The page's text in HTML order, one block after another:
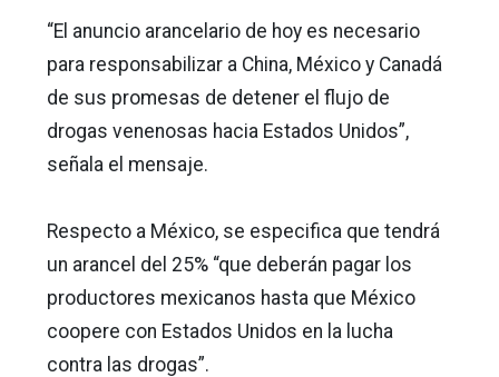
“El anuncio arancelario de hoy es necesario
para responsabilizar a China, México y Canadá
de sus promesas de detener el flujo de
drogas venenosas hacia Estados Unidos”,
señala el mensaje.
Respecto a México, se especifica que tendrá
un arancel del 25% “que deberán pagar los
productores mexicanos hasta que México
coopere con Estados Unidos en la lucha
contra las drogas”.